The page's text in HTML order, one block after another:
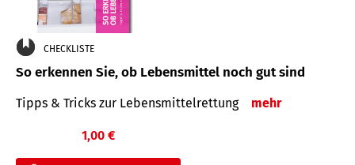
CHECKLISTE
So erkennen Sie, ob Lebensmittel noch gut sind
Tipps & Tricks zur Lebensmittelrettung mehr
1,00 €